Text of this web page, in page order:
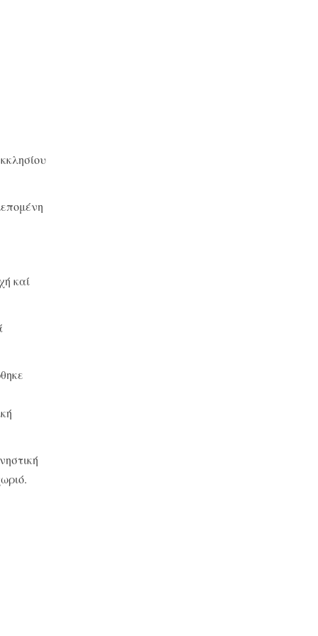
καί